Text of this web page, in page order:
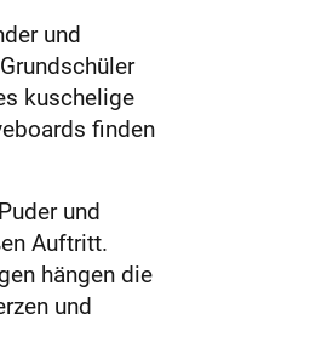
und
kuschelige
finden
und
Auftritt.
hängen die
und